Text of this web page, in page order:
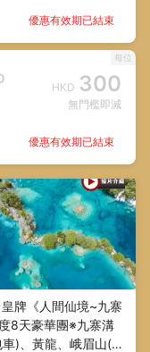
優惠有效期已結束
HKD 300
無門檻即減
每位
優惠有效期已結束
皇牌《人間仙境~九寨
8天豪華團※九寨溝
)、黃龍、峨眉山(獨